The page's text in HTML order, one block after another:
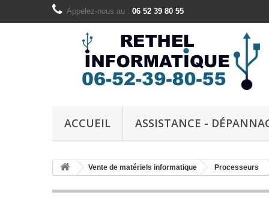
Appelez-nous au : 06 52 39 80 55
ACCUEIL ASSISTANCE -
Vente de matériels informatique Processeurs